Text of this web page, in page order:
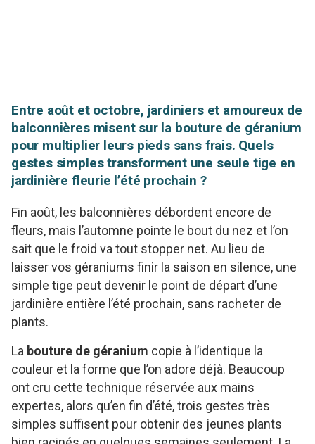
Entre août et octobre, jardiniers et amoureux de
balconnières misent sur la bouture de géranium
pour multiplier leurs pieds sans frais. Quels
gestes simples transforment une seule tige en
jardinière fleurie l’été prochain ?
Fin août, les balconnières débordent encore de
fleurs, mais l’automne pointe le bout du nez et l’on
sait que le froid va tout stopper net. Au lieu de
laisser vos géraniums finir la saison en silence, une
simple tige peut devenir le point de départ d’une
jardinière entière l’été prochain, sans racheter de
plants.
La bouture de géranium copie à l’identique la
couleur et la forme que l’on adore déjà. Beaucoup
ont cru cette technique réservée aux mains
expertes, alors qu’en fin d’été, trois gestes très
simples suffisent pour obtenir des jeunes plants